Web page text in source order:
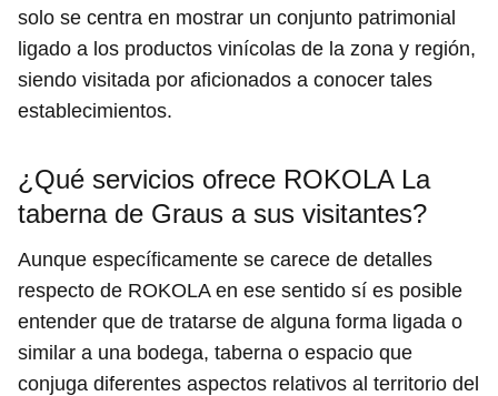
solo se centra en mostrar un conjunto patrimonial
ligado a los productos vinícolas de la zona y región,
siendo visitada por aficionados a conocer tales
establecimientos.
¿Qué servicios ofrece ROKOLA La
taberna de Graus a sus visitantes?
Aunque específicamente se carece de detalles
respecto de ROKOLA en ese sentido sí es posible
entender que de tratarse de alguna forma ligada o
similar a una bodega, taberna o espacio que
conjuga diferentes aspectos relativos al territorio del